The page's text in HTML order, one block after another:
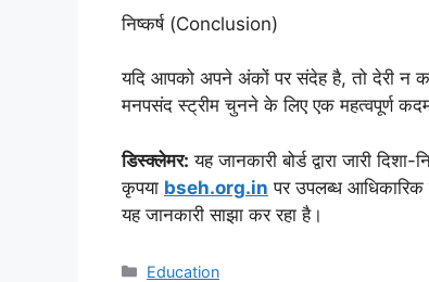
निष्कर्ष (Conclusion)
यदि आपको अपने अंकों पर संदेह है, तो देरी
मनपसंद स्ट्रीम चुनने के लिए एक महत्वपूर्ण
डिस्क्लेमर: यह जानकारी बोर्ड द्वारा जारी
कृपया bseh.org.in पर उपलब्ध
यह जानकारी साझा कर रहा है।
Categories
Education